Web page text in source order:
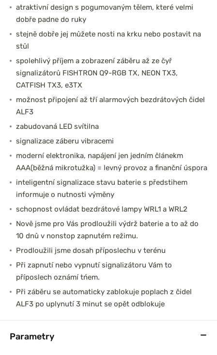
atraktivní design s pogumovaným tělem, které velmi
dobře padne do ruky
stejně dobře jej můžete nosti na krku nebo postavit na
stůl
spolehlivý příjem a zobrazení záběru až ze čyř
signalizátorů FISHTRON Q9-RGB TX, NEON TX3,
CATFISH TX3, e3TX
možnost připojení až tří alarmových bezdrátových čidel
ALF3
zabudovaná LED svítilna
signalizace záberu vibracemi
moderní elektronika, napájení jen jedním článekm
AAA(běžná mikrotužka) = levný provoz a finanční úspora
inteligentní signalizace stavu baterie s předstihem
informuje o nutnosti výměny
schopnost ovládat bezdrátové lampy WRL1 a WRL2
Nově jsme pro Vás prodloužili výdrž baterie a to až do
10 dnů v nonstop zapnutém režimu.
Prodloužili jsme dosah příposlechu v terénu
Při zapnutí nebo vypnutí signalizátoru Vám to
příposlech oznámí tńem.
Při záběru se automaticky zablokuje poplach z čidel
ALF3 po uplynutí 3 minut se opět odblokuje
Parametry